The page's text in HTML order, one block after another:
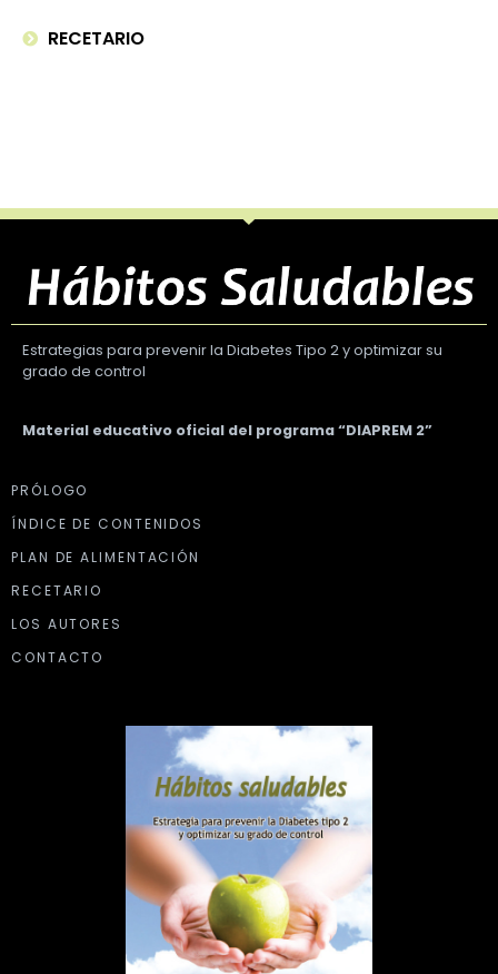
RECETARIO
Estrategias para prevenir la Diabetes Tipo 2 y optimizar su
grado de control
Material educativo oficial del programa “DIAPREM 2”
PRÓLOGO
ÍNDICE DE CONTENIDOS
PLAN DE ALIMENTACIÓN
RECETARIO
LOS AUTORES
CONTACTO